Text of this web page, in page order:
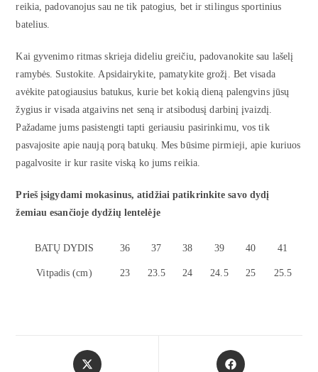
reikia, padovanojus sau ne tik patogius, bet ir stilingus sportinius
batelius.
Kai gyvenimo ritmas skrieja dideliu greičiu, padovanokite sau lašelį
ramybės. Sustokite. Apsidairykite, pamatykite grožį. Bet visada
avėkite patogiausius batukus, kurie bet kokią dieną palengvins jūsų
žygius ir visada atgaivins net seną ir atsibodusį darbinį įvaizdį.
Pažadame jums pasistengti tapti geriausiu pasirinkimu, vos tik
pasvajosite apie naują porą batukų. Mes būsime pirmieji, apie kuriuos
pagalvosite ir kur rasite viską ko jums reikia.
Prieš įsigydami mokasinus, atidžiai patikrinkite savo dydį
žemiau esančioje dydžių lentelėje
BATŲ DYDIS 36 37 38 39 40 41
Vitpadis (cm) 23 23.5 24 24.5 25 25.5